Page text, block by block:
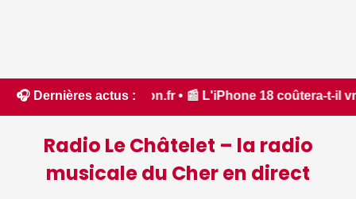
🎧 Dernières actus :
• 📰 L'iPhone 18 coûtera-t-il vraiment
Radio Le Châtelet – la radio
musicale du Cher en direct